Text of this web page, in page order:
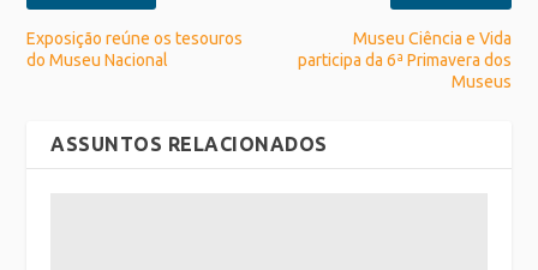
Exposição reúne os tesouros
do Museu Nacional
Museu Ciência e Vida
participa da 6ª Primavera dos
Museus
ASSUNTOS RELACIONADOS